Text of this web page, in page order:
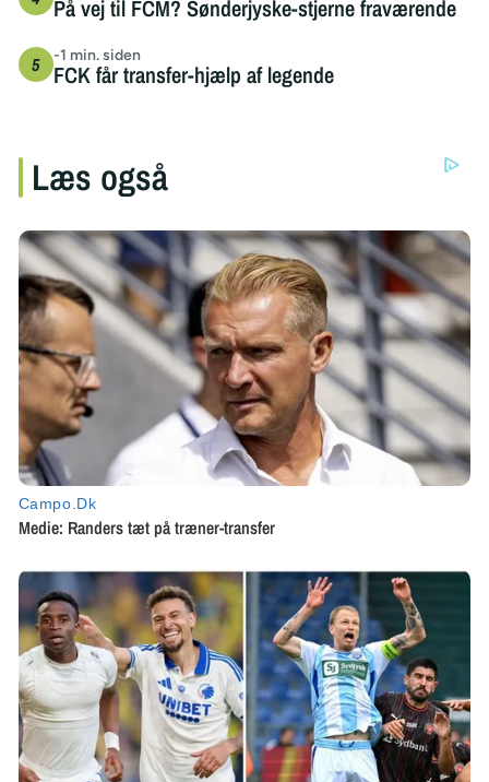
På vej til FCM? Sønderjyske-stjerne fraværende
-1 min. siden
FCK får transfer-hjælp af legende